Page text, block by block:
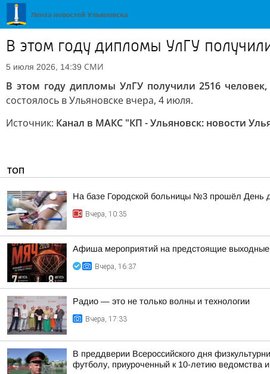
В этом году дипломы УлГУ
5 июля 2026, 14:39 СМИ
В этом году дипломы УлГУ получили 2516
состоялось в Ульяновске вчера, 4 июля.
Источник: Канал в МАКС "КП - Ульяновск: новости
ТОП
На базе Городской больницы №3 прошёл День
Вчера, 10:35
Афиша мероприятий на предстоящие выходные
Вчера, 16:37
Радио — это не только волны и технологии
Вчера, 17:33
В преддверии Всероссийского дня
футболу, приуроченный к 10-летию ведомства